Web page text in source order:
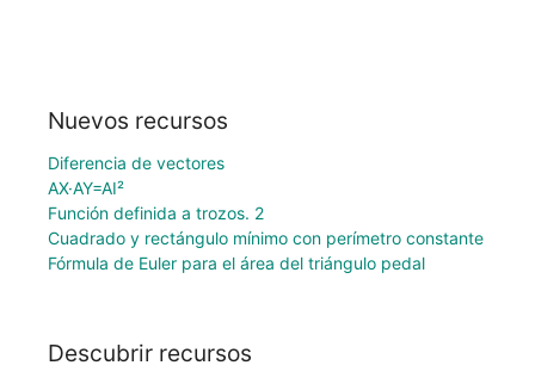
Nuevos recursos
Diferencia de vectores
AX·AY=AI²
Función definida a trozos. 2
Cuadrado y rectángulo mínimo con perímetro constante
Fórmula de Euler para el área del triángulo pedal
Descubrir recursos